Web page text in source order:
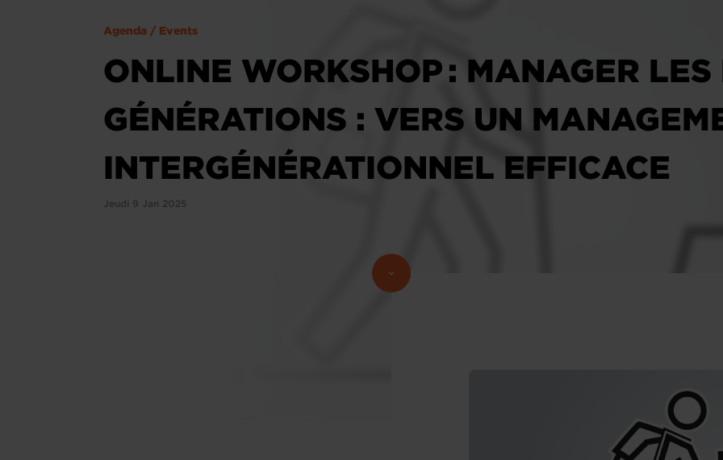
Agenda / Events
ONLINE WORKSHOP : MANAGER LES
GÉNÉRATIONS : VERS UN
INTERGÉNÉRATIONNEL EFFICACE
Jeudi 9 Jan 2025